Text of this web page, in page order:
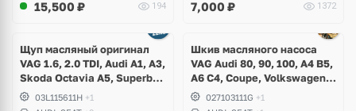
15,500 ₽ 194 7,000 ₽ 1372
Щуп масляный оригинал
VAG 1.6, 2.0 TDI, Audi A1, A3,
Skoda Octavia A5, Superb,
Yeti, Rapid, Volkswagen
Golf V, VI, Plus, Jetta,
03L115611H +1
Шкив масляного насоса
VAG Audi 80, 90, 100, A4 B5,
A6 C4, Coupe, Volkswagen
Golf 1, 2, 3, Corrado,
Scirocco, Jetta, Passat B2,
027103111G +1